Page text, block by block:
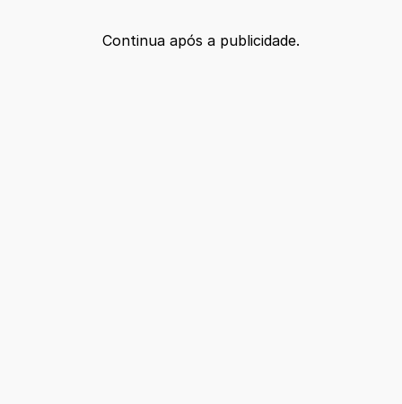
Continua após a publicidade.